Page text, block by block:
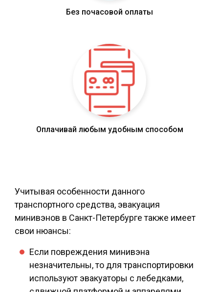
Без почасовой оплаты
Оплачивай любым удобным способом
Учитывая особенности данного
транспортного средства, эвакуация
минивэнов в Санкт-Петербурге также имеет
свои нюансы:
Если повреждения минивэна
незначительны, то для транспортировки
используют эвакуаторы с лебедками,